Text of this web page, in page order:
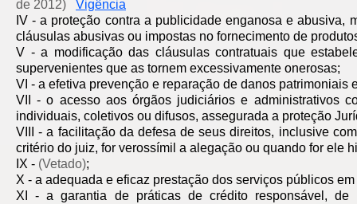
de 2012)
Vigência
IV - a proteção contra a publicidade enganosa e abusiva,
cláusulas abusivas ou impostas no fornecimento de
V - a modificação das cláusulas contratuais que
supervenientes que as tornem excessivamente onerosas;
VI - a efetiva prevenção e reparação de danos patrimoniais
VII - o acesso aos órgãos judiciários e administrativos
individuais, coletivos ou difusos, assegurada a proteção
VIII - a facilitação da defesa de seus direitos, inclusive
critério do juiz, for verossímil a alegação ou quando for ele
IX - (Vetado);
X - a adequada e eficaz prestação dos serviços públicos
XI - a garantia de práticas de crédito responsável,